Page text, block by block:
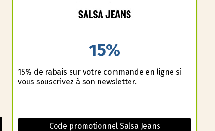
15%
15% de rabais sur votre commande en ligne si
vous souscrivez à son newsletter.
Code promotionnel Salsa Jeans